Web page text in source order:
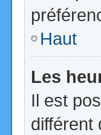
Haut
Les
Il est
différent